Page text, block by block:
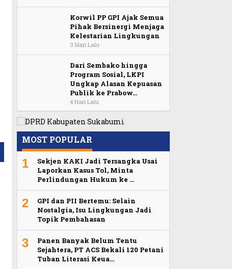
Korwil PP GPI Ajak Semua
Pihak Bersinergi Menjaga
Kelestarian Lingkungan
3 Hari Lalu
Dari Sembako hingga
Program Sosial, LKPI
Ungkap Alasan Kepuasan
Publik ke Prabow…
4 Hari Lalu
MOST POPULAR
1
Sekjen KAKI Jadi Tersangka Usai
Laporkan Kasus Tol, Minta
Perlindungan Hukum ke …
2
GPI dan PII Bertemu: Selain
Nostalgia, Isu Lingkungan Jadi
Topik Pembahasan
3
Panen Banyak Belum Tentu
Sejahtera, PT ACS Bekali 120 Petani
Tuban Literasi Keua…